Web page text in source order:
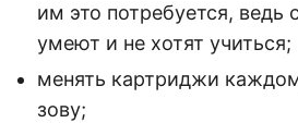
им это потребуется, ведь
умеют и не хотят учиться;
менять картриджи
зову;